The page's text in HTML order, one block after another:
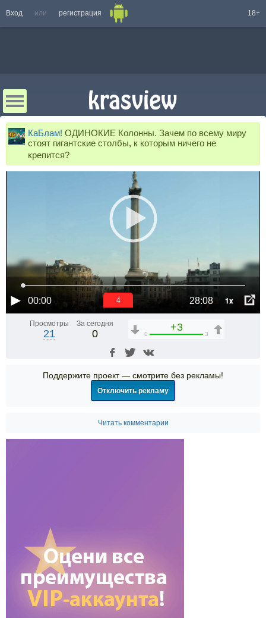
Вход или регистрация 18+
КаБлам! ОДИНОКИЕ Колонны. Зачем по всему миру
стоят гигантские столбы, к которым ничего не
крепится?
00:00 28:08 1x
3
Просмотры
21
За сегодня
0
+3
0 3
Поддержите проект — смотрите без рекламы!
Отключить рекламу
Читать комментарии